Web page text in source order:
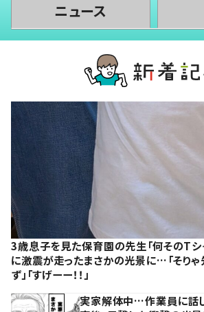
ニュース
3歳息子を見た保育園の先生「何そのTシ
に激震が走ったまさかの光景に…「そり
ず」「すげーー！！」
実家解体中…作業員に話